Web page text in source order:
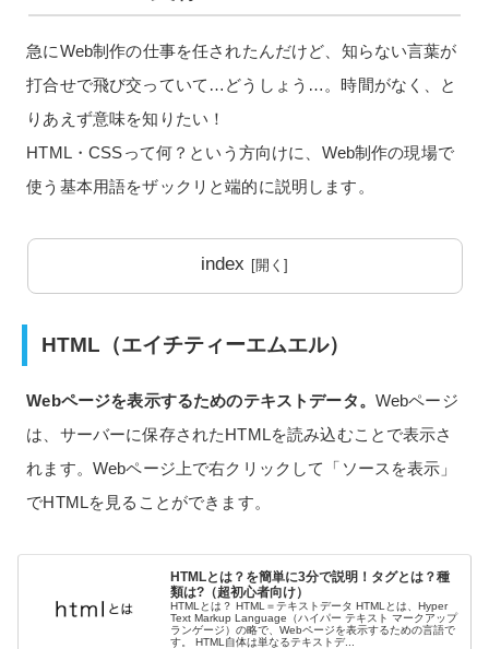
急にWeb制作の仕事を任されたんだけど、知らない言葉が
打合せで飛び交っていて…どうしょう…。時間がなく、と
りあえず意味を知りたい！
HTML・CSSって何？という方向けに、Web制作の現場で
使う基本用語をザックリと端的に説明します。
index
HTML（エイチティーエムエル）
Webページを表示するためのテキストデータ。 Webページ
は、サーバーに保存されたHTMLを読み込むことで表示さ
れます。Webページ上で右クリックして「ソースを表示」
でHTMLを見ることができます。
HTMLとは？を簡単に3分で説明！タグとは？種
類は?（超初心者向け）
HTMLとは？ HTML＝テキストデータ HTMLとは、Hyper
Text Markup Language（ハイパー テキスト マークアップ
ランゲージ）の略で、Webページを表示するための言語で
す。 HTML自体は単なるテキストデ...